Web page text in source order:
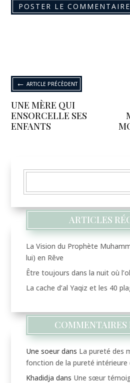
← ARTICLE PRÉCÈDENT
UNE MÈRE QUI
ENSORCELLE SES
ENFANTS
ARTICLES
La Vision du Prophète
lui) en Rêve
Être toujours dans la nuit où
La cache d’al Yaqiz et les 40
COMMENTAIRES
Une soeurdans La pureté des
fonction de la pureté intérieure
Khadidja dans Une sœur